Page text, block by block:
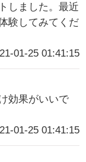
しました。最近
験してみてくだ
01-25 01:41:15
効果がいいで
01-25 01:41:15